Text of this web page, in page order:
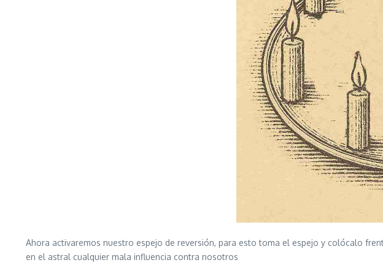
Ahora activaremos nuestro espejo de reversión, para esto toma el espejo y colócalo
en el astral cualquier mala influencia contra nosotros